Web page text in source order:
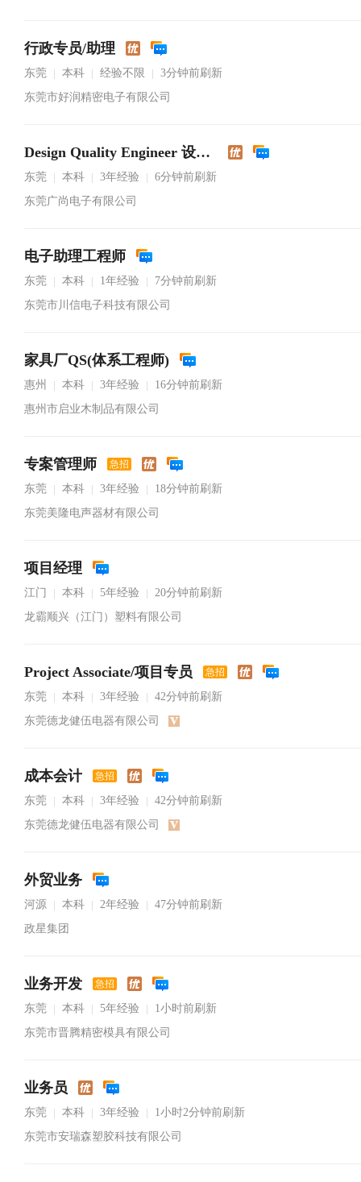
行政专员/助理
东莞 本科 经验不限
3分钟前刷新
东莞市好润精密电子有限公司
Design Quality Engineer 设计品质工程师
东莞 本科 3年经验
6分钟前刷新
东莞广尚电子有限公司
电子助理工程师
东莞 本科 1年经验
7分钟前刷新
东莞市川信电子科技有限公司
家具厂QS(体系工程师)
惠州 本科 3年经验
16分钟前刷新
惠州市启业木制品有限公司
专案管理师 急招
东莞 本科 3年经验
18分钟前刷新
东莞美隆电声器材有限公司
项目经理
江门 本科 5年经验
20分钟前刷新
龙霸顺兴（江门）塑料有限公司
Project Associate/项目专员 急招
东莞 本科 3年经验
42分钟前刷新
东莞德龙健伍电器有限公司
成本会计 急招
东莞 本科 3年经验
42分钟前刷新
东莞德龙健伍电器有限公司
外贸业务
河源 本科 2年经验
47分钟前刷新
政星集团
业务开发 急招
东莞 本科 5年经验
1小时前刷新
东莞市晋腾精密模具有限公司
业务员
东莞 本科 3年经验
1小时2分钟前刷新
东莞市安瑞森塑胶科技有限公司